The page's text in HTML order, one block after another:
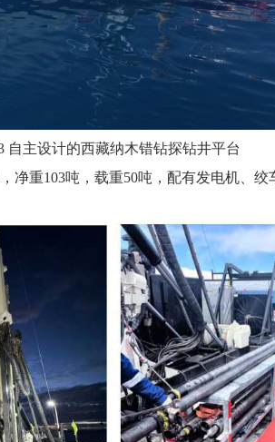
自主设计的西藏纳木错钻探钻井平台
净重103吨，载重50吨，配有发电机、